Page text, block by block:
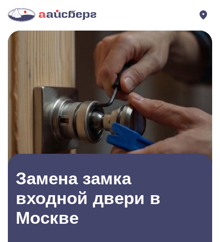
Замена замка
входной двери в
Москве